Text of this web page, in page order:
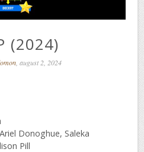
(2024)
, august 2, 2024
Donoghue, Saleka
Pill